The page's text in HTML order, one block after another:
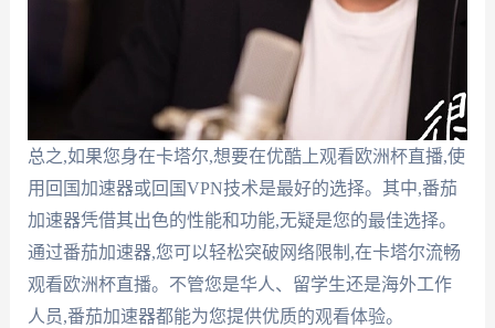
总之,如果您身在卡塔尔,想要在优酷上观看欧洲杯直播,使
用回国加速器或回国VPN技术是最好的选择。其中,番茄
加速器凭借其出色的性能和功能,无疑是您的最佳选择。
通过番茄加速器,您可以轻松突破网络限制,在卡塔尔流畅
观看欧洲杯直播。不管您是华人、留学生还是海外工作
人员,番茄加速器都能为您提供优质的观看体验。